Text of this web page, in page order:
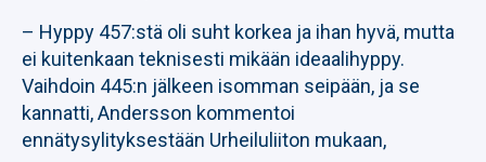
– Hyppy 457:stä oli suht korkea ja ihan hyvä, mutta
ei kuitenkaan teknisesti mikään ideaalihyppy.
Vaihdoin 445:n jälkeen isomman seipään, ja se
kannatti, Andersson kommentoi
ennätysylityksestään Urheiluliiton mukaan,